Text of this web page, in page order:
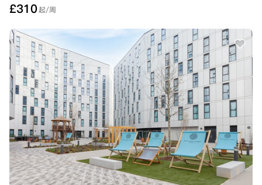
£310起/周